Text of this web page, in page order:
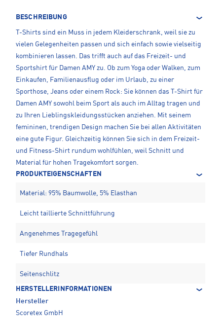
BESCHREIBUNG
T-Shirts sind ein Muss in jedem Kleiderschrank, weil sie zu
vielen Gelegenheiten passen und sich einfach sowie vielseitig
kombinieren lassen. Das trifft auch auf das Freizeit- und
Sportshirt für Damen AMY zu. Ob zum Yoga oder Walken, zum
Einkaufen, Familienausflug oder im Urlaub, zu einer
Sporthose, Jeans oder einem Rock: Sie können das T-Shirt für
Damen AMY sowohl beim Sport als auch im Alltag tragen und
zu Ihren Lieblingskleidungsstücken anziehen. Mit seinem
femininen, trendigen Design machen Sie bei allen Aktivitäten
eine gute Figur. Gleichzeitig können Sie sich in dem Freizeit-
und Fitness-Shirt rundum wohlfühlen, weil Schnitt und
Material für hohen Tragekomfort sorgen.
PRODUKTEIGENSCHAFTEN
Material: 95% Baumwolle, 5% Elasthan
Leicht taillierte Schnittführung
Angenehmes Tragegefühl
Tiefer Rundhals
Seitenschlitz
HERSTELLERINFORMATIONEN
Hersteller
Scoretex GmbH